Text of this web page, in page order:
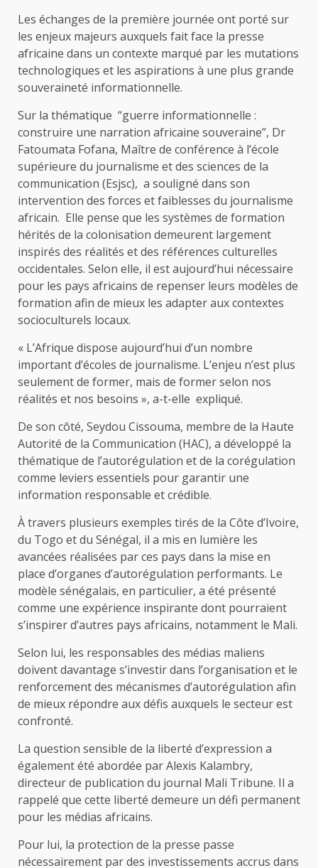
Les échanges de la première journée ont porté sur
les enjeux majeurs auxquels fait face la presse
africaine dans un contexte marqué par les mutations
technologiques et les aspirations à une plus grande
souveraineté informationnelle.
Sur la thématique “guerre informationnelle :
construire une narration africaine souveraine”, Dr
Fatoumata Fofana, Maître de conférence à l’école
supérieure du journalisme et des sciences de la
communication (Esjsc), a souligné dans son
intervention des forces et faiblesses du journalisme
africain. Elle pense que les systèmes de formation
hérités de la colonisation demeurent largement
inspirés des réalités et des références culturelles
occidentales. Selon elle, il est aujourd’hui nécessaire
pour les pays africains de repenser leurs modèles de
formation afin de mieux les adapter aux contextes
socioculturels locaux.
« L’Afrique dispose aujourd’hui d’un nombre
important d’écoles de journalisme. L’enjeu n’est plus
seulement de former, mais de former selon nos
réalités et nos besoins », a-t-elle expliqué.
De son côté, Seydou Cissouma, membre de la Haute
Autorité de la Communication (HAC), a développé la
thématique de l’autorégulation et de la corégulation
comme leviers essentiels pour garantir une
information responsable et crédible.
À travers plusieurs exemples tirés de la Côte d’Ivoire,
du Togo et du Sénégal, il a mis en lumière les
avancées réalisées par ces pays dans la mise en
place d’organes d’autorégulation performants. Le
modèle sénégalais, en particulier, a été présenté
comme une expérience inspirante dont pourraient
s’inspirer d’autres pays africains, notamment le Mali.
Selon lui, les responsables des médias maliens
doivent davantage s’investir dans l’organisation et le
renforcement des mécanismes d’autorégulation afin
de mieux répondre aux défis auxquels le secteur est
confronté.
La question sensible de la liberté d’expression a
également été abordée par Alexis Kalambry,
directeur de publication du journal Mali Tribune. Il a
rappelé que cette liberté demeure un défi permanent
pour les médias africains.
Pour lui, la protection de la presse passe
nécessairement par des investissements accrus dans